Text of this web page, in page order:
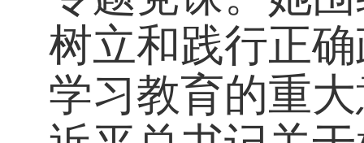
树立和践行正
学习教育的重